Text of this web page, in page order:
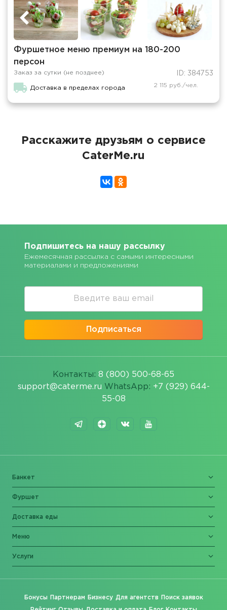
Фуршетное меню премиум на 180-200
персон
Заказ за сутки (не позднее) ID: 384753
Доставка в пределах города 2 115 руб./чел.
Расскажите друзьям о сервисе
CaterMe.ru
Подпишитесь на нашу рассылку
Ежемесячная рассылка с самыми интересными
материалами и предложениями
Подписаться
Контакты: 8 (800) 500-68-65
support@caterme.ru WhatsApp: +7 (929) 644-
55-08
Банкет
Фуршет
Доставка еды
Меню
Услуги
Бонусы Партнерам Бизнесу Для агентств Поиск заявок